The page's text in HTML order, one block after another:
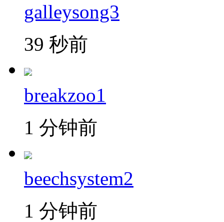
galleysong3
39 秒前
breakzoo1
1 分钟前
beechsystem2
1 分钟前